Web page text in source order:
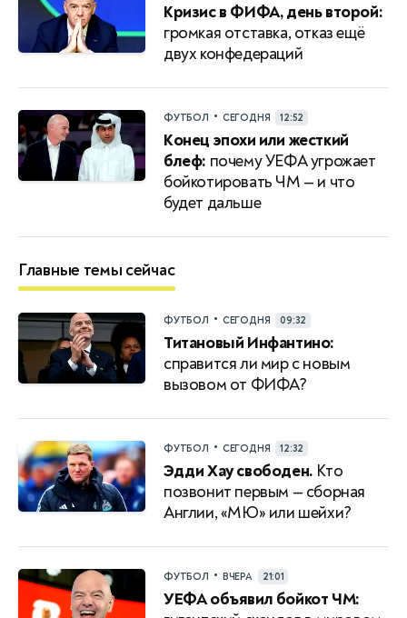
Кризис в ФИФА, день второй:
громкая отставка, отказ ещё
двух конфедераций
ФУТБОЛ • СЕГОДНЯ 12:52
Конец эпохи или жесткий
блеф: почему УЕФА угрожает
бойкотировать ЧМ — и что
будет дальше
Главные темы сейчас
ФУТБОЛ • СЕГОДНЯ 09:32
Титановый Инфантино:
справится ли мир с новым
вызовом от ФИФА?
ФУТБОЛ • СЕГОДНЯ 12:32
Эдди Хау свободен. Кто
позвонит первым — сборная
Англии, «МЮ» или шейхи?
ФУТБОЛ • ВЧЕРА 21:01
УЕФА объявил бойкот ЧМ: